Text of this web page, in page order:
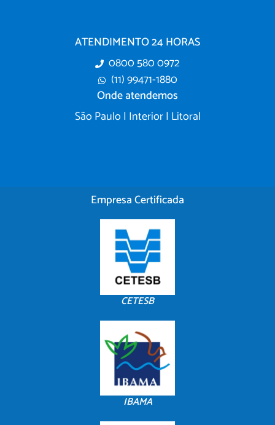
ATENDIMENTO 24 HORAS
0800 580 0972
(11) 99471-1880
Onde atendemos
São Paulo | Interior | Litoral
Empresa Certificada
CETESB
IBAMA